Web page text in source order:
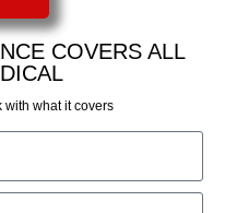
COVERS ALL
with what it covers